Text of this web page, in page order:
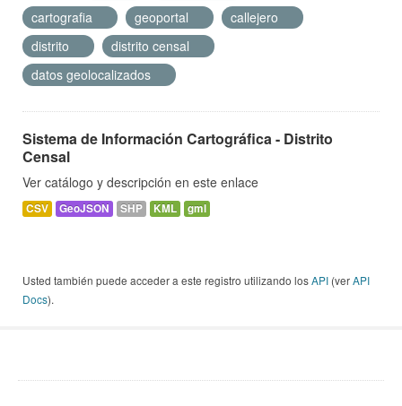
cartografia
geoportal
callejero
distrito
distrito censal
datos geolocalizados
Sistema de Información Cartográfica - Distrito
Censal
Ver catálogo y descripción en este enlace
CSV GeoJSON SHP KML gml
Usted también puede acceder a este registro utilizando losAPI (verAPI
Docs).